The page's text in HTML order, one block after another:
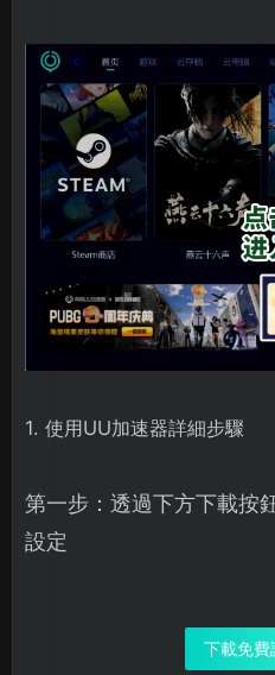
1. 使用UU加速器詳細步驟
第一步：透過下方下載按
設定
下載免費